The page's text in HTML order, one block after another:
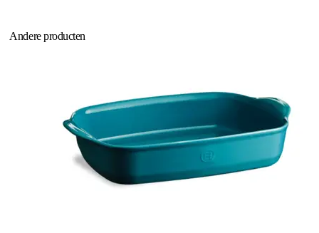
Andere producten